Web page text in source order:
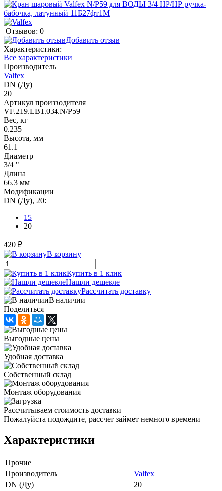
Отзывов: 0
Добавить отзыв
Характеристики:
Все характеристики
Производитель
Valfex
DN (Ду)
20
Артикул производителя
VF.219.LB1.034.N/P59
Вес, кг
0.235
Высота, мм
61.1
Диаметр
3/4 "
Длина
66.3 мм
Модификации
DN (Ду), 20:
15
20
420 ₽
В корзину
Купить в 1 клик
Нашли дешевле
Рассчитать доставку
В наличии
Поделиться
Выгодные цены
Удобная доставка
Собственный склад
Монтаж оборудования
Рассчитываем стоимость доставки
Пожалуйста подождите, рассчет займет немного времени
Характеристики
Прочие
Производитель
Valfex
DN (Ду)
20